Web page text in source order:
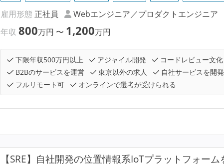
雇用形態 正社員 Webエンジニア／プロダクトエンジニア
年収800万円 〜 1,200万円
下限年収500万円以上 アジャイル開発 コードレビュー文化
B2Bのサービスを運営
東京以外の求人 自社サービスを開発
フルリモート可
オンラインで選考が受けられる
【SRE】自社開発の位置情報系IoTプラットフォー